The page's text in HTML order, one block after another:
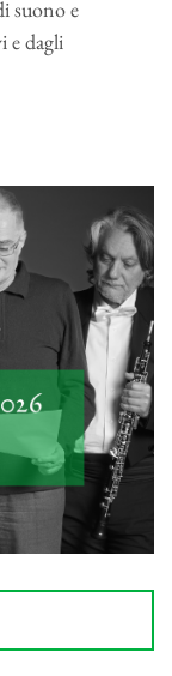
suono e
e dagli